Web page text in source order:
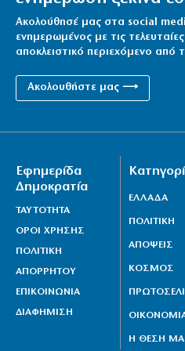
6|08|2026 | 16:25
ΓΣΕΕ: Τι ισχύει για την
6|08|2026 | 16:20
Μόναχο: Ισόβια κάθειρξη
θανατηφόρα επίθεση σε
6|08|2026 | 16:10
Ακολούθησέ μας στα social
ενημερωμένος με τις
αποκλειστικό περιεχόμενο από
Ακολουθήστε μας ⟶
Εφημερίδα
Δημοκρατία
ΤΑΥΤΟΤΗΤΑ
ΟΡΟΙ ΧΡΗΣΗΣ
ΠΟΛΙΤΙΚΗ
ΑΠΟΡΡΗΤΟΥ
ΕΠΙΚΟΙΝΩΝΙΑ
ΔΙΑΦΗΜΙΣΗ
ΕΛΛΑΔΑ
ΠΟΛΙΤΙΚΗ
ΑΠΟΨΕΙΣ
ΚΟΣΜΟΣ
Η ΘΕΣΗ